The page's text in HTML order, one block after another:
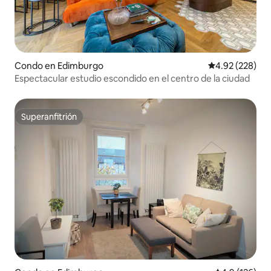
Condo en Edimburgo Calificación
4.92 (228)
Espectacular estudio escondido en el centro de la ciudad
Superanfitrión
Superanfitrión